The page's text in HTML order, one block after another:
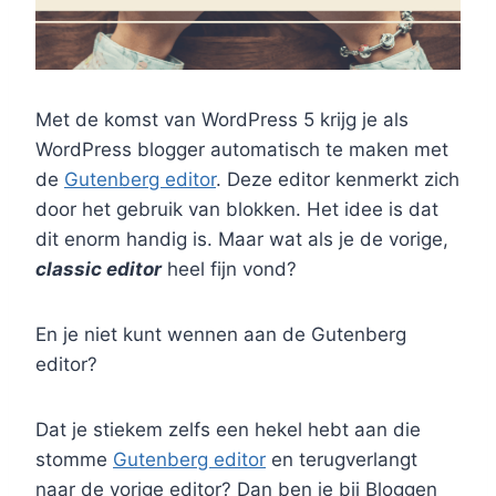
Met de komst van WordPress 5 krijg je als
WordPress blogger automatisch te maken met
de Gutenberg editor. Deze editor kenmerkt zich
door het gebruik van blokken. Het idee is dat
dit enorm handig is. Maar wat als je de vorige,
classic editorheel fijn vond?
En je niet kunt wennen aan de Gutenberg
editor?
Dat je stiekem zelfs een hekel hebt aan die
stomme Gutenberg editor en terugverlangt
naar de vorige editor? Dan ben je bij Bloggen